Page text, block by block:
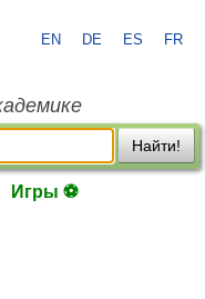
EN DE ES FR
Найти!
Игры ⚽